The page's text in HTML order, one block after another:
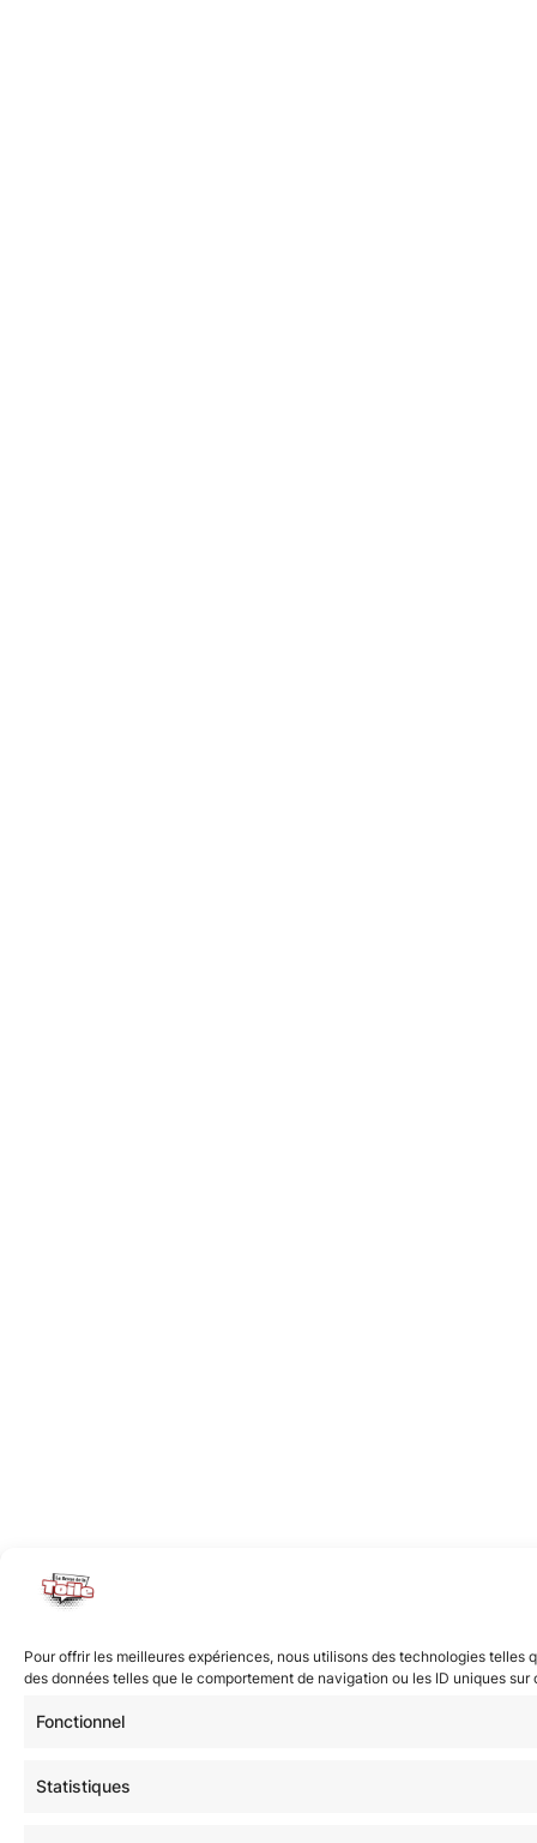
Pour offrir les meilleures expériences, nous utilisons des technologies
des données telles que le comportement de navigation ou les ID uniques
Fonctionnel
Statistiques